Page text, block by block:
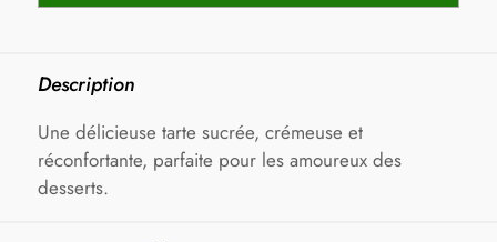
Description
Une délicieuse tarte sucrée, crémeuse et
réconfortante, parfaite pour les amoureux des
desserts.